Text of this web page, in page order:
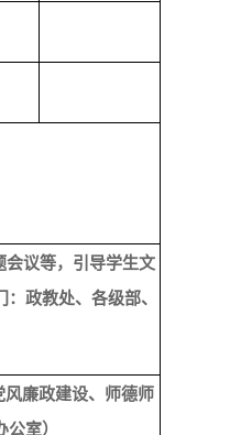
会议等，引导学生文
：政教处、各级部、
廉政建设、师德师
室）